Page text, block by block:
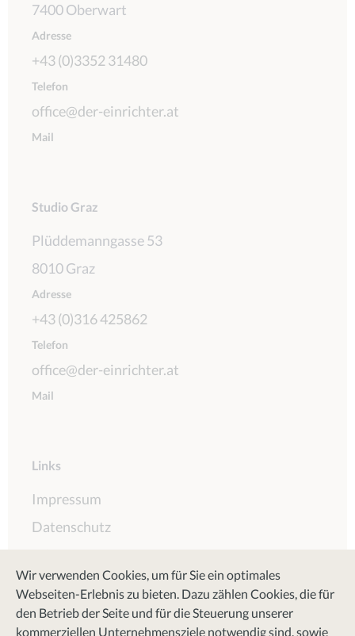
Wir verwenden Cookies, um für Sie ein optimales
Webseiten-Erlebnis zu bieten. Dazu zählen Cookies, die für
den Betrieb der Seite und für die Steuerung unserer
kommerziellen Unternehmensziele notwendig sind, sowie
7400 Oberwart
Adresse
+43 (0)3352 31480
Telefon
office@der-einrichter.at
Mail
Studio Graz
Plüddemanngasse 53
8010 Graz
Adresse
+43 (0)316 425862
Telefon
office@der-einrichter.at
Mail
Links
Impressum
Datenschutz
Social Media